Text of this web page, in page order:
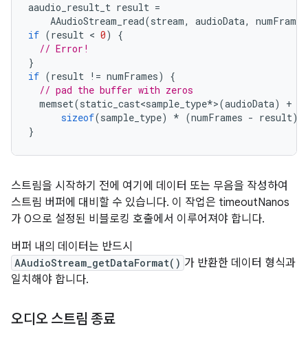
aaudio_result_t result =
AAudioStream_read(stream, audioData, numFrames
if (result < 0)
{
// Error!
}
if (result != numFrames)
{
// pad the buffer with zeros
memset(static_cast<sample_type*>(audioData) +
sizeof(sample_type) * (numFrames - result)
}
스트림을 시작하기 전에 여기에 데이터 또는 무음을 작성하여
스트림 버퍼에 대비할 수 있습니다. 이 작업은 timeoutNanos
가 0으로 설정된 비블로킹 호출에서 이루어져야 합니다.
버퍼 내의 데이터는 반드시
AAudioStream_getDataFormat() 가 반환한 데이터 형식과
일치해야 합니다.
오디오 스트림 종료